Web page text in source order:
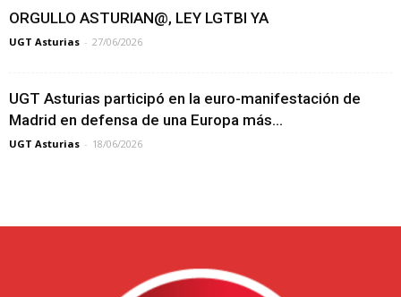
ORGULLO ASTURIAN@, LEY LGTBI YA
UGT Asturias - 27/06/2026
UGT Asturias participó en la euro-manifestación de
Madrid en defensa de una Europa más...
UGT Asturias - 18/06/2026